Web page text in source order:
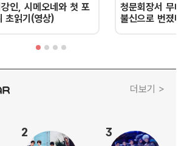
인, 시메오네와 첫 포
읽기(영상)
청문회장서 무너
불신으로 번졌
더보기 >
2 3